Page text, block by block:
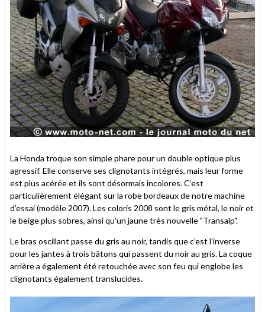
La Honda troque son simple phare pour un double optique plus
agressif. Elle conserve ses clignotants intégrés, mais leur forme
est plus acérée et ils sont désormais incolores. C’est
particulièrement élégant sur la robe bordeaux de notre machine
d’essai (modèle 2007). Les coloris 2008 sont le gris métal, le noir et
le beige plus sobres, ainsi qu'un jaune très nouvelle "Transalp".
Le bras oscillant passe du gris au noir, tandis que c’est l’inverse
pour les jantes à trois bâtons qui passent du noir au gris. La coque
arrière a également été retouchée avec son feu qui englobe les
clignotants également translucides.